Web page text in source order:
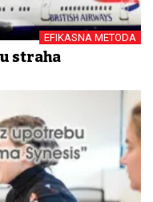
EFIKASNA METODA
straha